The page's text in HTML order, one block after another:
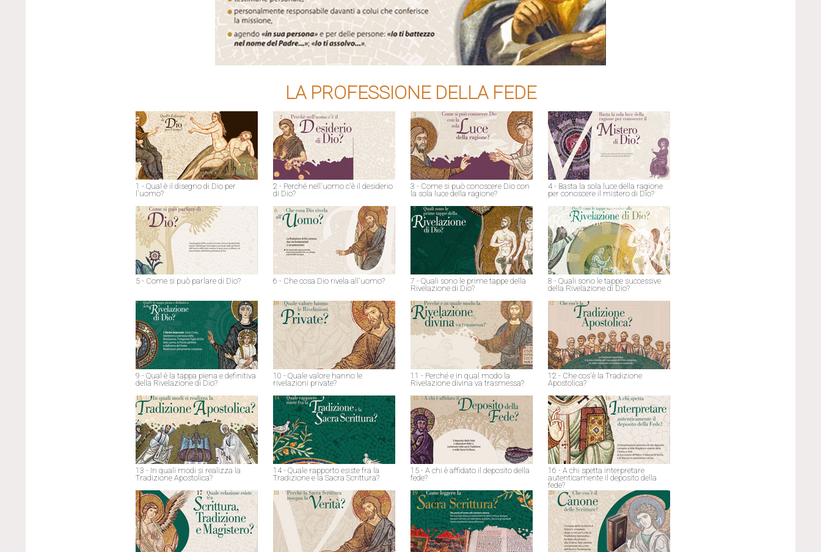
LA PROFESSIONE DELLA FEDE
1 - Qual è il disegno di Dio per
l'uomo?
2 - Perché nell'uomo c'è il desiderio
di Dio?
3 - Come si può conoscere Dio con
la sola luce della ragione?
4 - Basta la sola luce della ragione
per conoscere il mistero di Dio?
5 - Come si può parlare di Dio? 6 - Che cosa Dio rivela all'uomo?
7 - Quali sono le prime tappe della
Rivelazione di Dio?
8 - Quali sono le tappe successive
della Rivelazione di Dio?
9 - Qual è la tappa piena e definitiva
della Rivelazione di Dio?
10 - Quale valore hanno le
rivelazioni private?
11 - Perché e in qual modo la
Rivelazione divina va trasmessa?
12 - Che cos'è la Tradizione
Apostolica?
13 - In quali modi si realizza la
Tradizione Apostolica?
14 - Quale rapporto esiste fra la
Tradizione e la Sacra Scrittura?
15 - A chi è affidato il deposito della
fede?
16 - A chi spetta interpretare
autenticamente il deposito della
fede?